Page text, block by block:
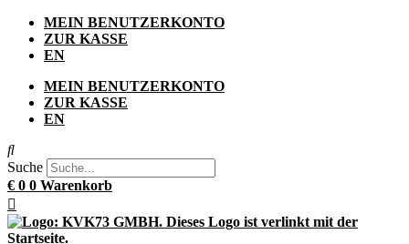
Zum
Inhalt
springen
MEIN BENUTZERKONTO
ZUR KASSE
EN
MEIN BENUTZERKONTO
ZUR KASSE
EN
Suche
€ 0 0 Warenkorb